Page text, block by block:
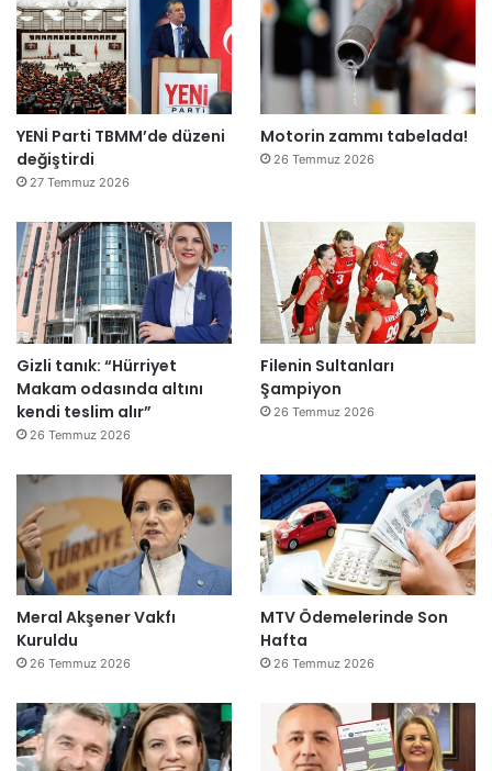
YENİ Parti TBMM’de düzeni
değiştirdi
27 Temmuz 2026
Motorin zammı tabelada!
26 Temmuz 2026
Gizli tanık: “Hürriyet
Makam odasında altını
kendi teslim alır”
26 Temmuz 2026
Filenin Sultanları
Şampiyon
26 Temmuz 2026
Meral Akşener Vakfı
Kuruldu
26 Temmuz 2026
MTV Ödemelerinde Son
Hafta
26 Temmuz 2026